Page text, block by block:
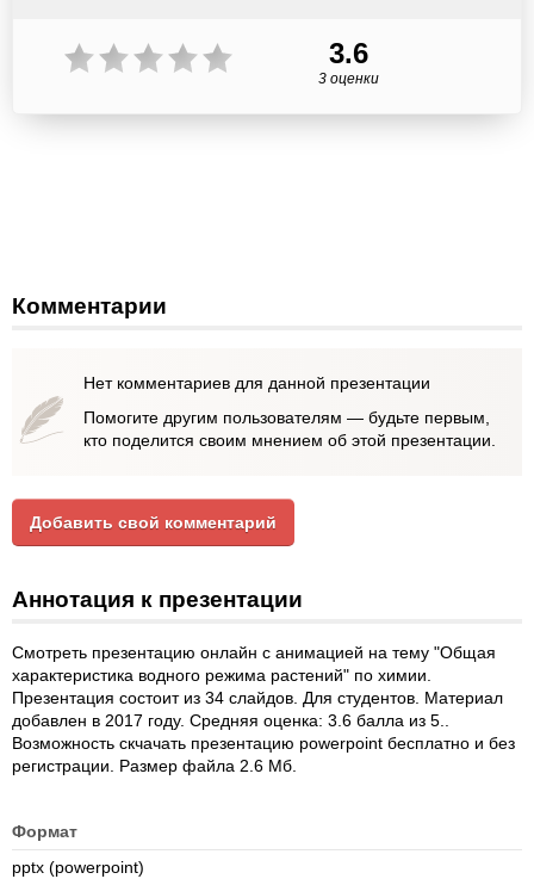
3.6
3 оценки
Комментарии
Нет комментариев для данной презентации
Помогите другим пользователям — будьте первым,
кто поделится своим мнением об этой презентации.
Добавить свой комментарий
Аннотация к презентации
Смотреть презентацию онлайн с анимацией на тему "Общая
характеристика водного режима растений" по химии.
Презентация состоит из 34 слайдов. Для студентов. Материал
добавлен в 2017 году. Средняя оценка: 3.6 балла из 5..
Возможность скчачать презентацию powerpoint бесплатно и без
регистрации. Размер файла 2.6 Мб.
Формат
pptx (powerpoint)